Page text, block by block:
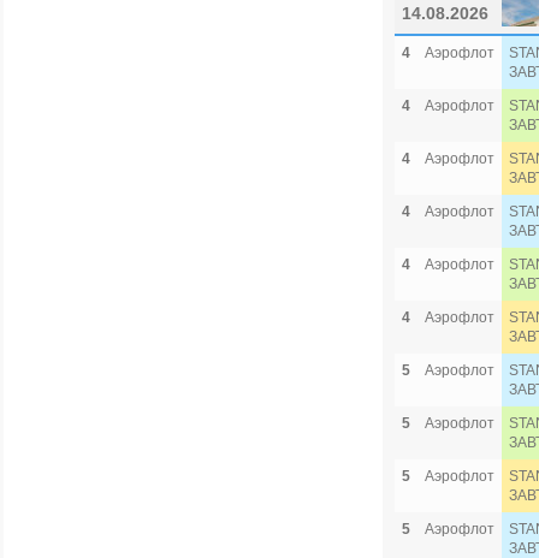
14.08.2026
4 Аэрофлот
4
Аэрофлот
4
Аэрофлот
4
Аэрофлот
4
Аэрофлот
4
Аэрофлот
5
Аэрофлот
5
Аэрофлот
5
Аэрофлот
5
Аэрофлот